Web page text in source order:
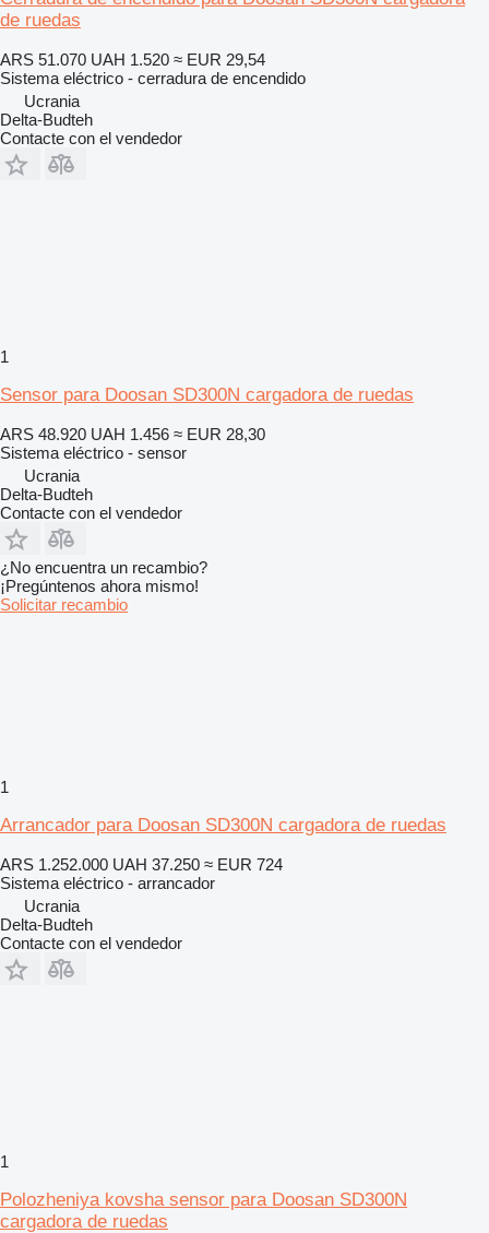
de ruedas
ARS 51.070 UAH 1.520 ≈ EUR 29,54
Sistema eléctrico - cerradura de encendido
Ucrania
Delta-Budteh
Contacte con el vendedor
1
Sensor para Doosan SD300N cargadora de ruedas
ARS 48.920 UAH 1.456 ≈ EUR 28,30
Sistema eléctrico - sensor
Ucrania
Delta-Budteh
Contacte con el vendedor
¿No encuentra un recambio?
¡Pregúntenos ahora mismo!
Solicitar recambio
1
Arrancador para Doosan SD300N cargadora de ruedas
ARS 1.252.000 UAH 37.250 ≈ EUR 724
Sistema eléctrico - arrancador
Ucrania
Delta-Budteh
Contacte con el vendedor
1
Polozheniya kovsha sensor para Doosan SD300N
cargadora de ruedas